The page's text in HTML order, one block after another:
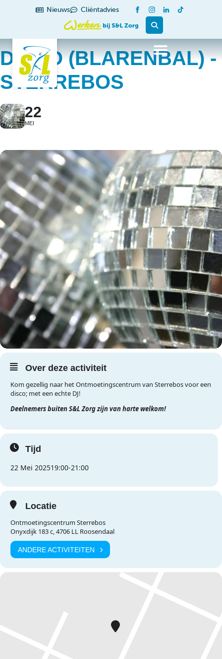
Nieuws Cliëntadvies
DISCO (BLARENBAL) -
STERREBOS
22
MEI
Over deze activiteit
Kom gezellig naar het Ontmoetingscentrum van Sterrebos voor een
disco; met een echte DJ!
Deelnemers buiten S&L Zorg zijn van harte welkom!
Tijd
22 Mei 202519:00-21:00
Locatie
Ontmoetingscentrum Sterrebos
Onyxdijk 183 c, 4706 LL Roosendaal
ANDERE ACTIVITEITEN